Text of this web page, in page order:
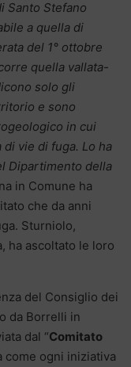
Santo Stefano
a quella di
del 1° ottobre
quella vallata-
solo gli
e sono
in cui
di vie di fuga. Lo ha
Dipartimento della
in Comune ha
che da anni
Sturniolo,
ha ascoltato le loro
del Consiglio dei
da Borrelli in
dal “Comitato
come ogni iniziativa